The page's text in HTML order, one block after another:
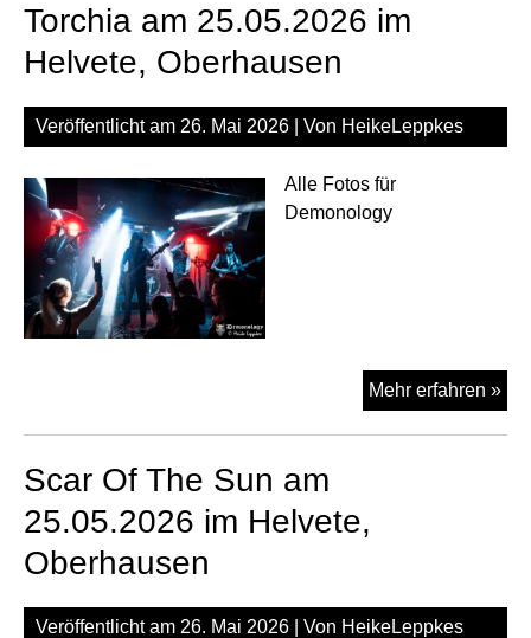
Torchia am 25.05.2026 im
Helvete, Oberhausen
Veröffentlicht am 26. Mai 2026 | Von HeikeLeppkes
Alle Fotos für
Demonology
Mehr erfahren »
am
Scar Of The Sun am
25.05.2026 im Helvete,
Oberhausen
Veröffentlicht am 26. Mai 2026 | Von HeikeLeppkes